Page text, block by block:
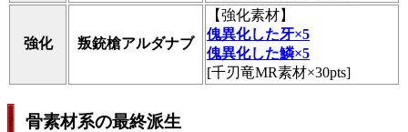
強化 叛銃槍アルダナブ
【強化素材】
傀異化した牙×5
傀異化した鱗×5
[千刃竜MR素材×30pts]
骨素材系の最終派生